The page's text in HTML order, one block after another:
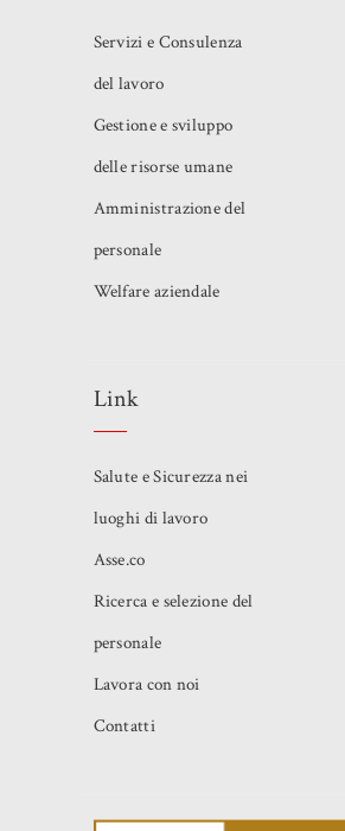
Servizi e Consulenza
del lavoro
Gestione e sviluppo
delle risorse umane
Amministrazione del
personale
Welfare aziendale
Link
Salute e Sicurezza nei
luoghi di lavoro
Asse.co
Ricerca e selezione del
personale
Lavora con noi
Contatti